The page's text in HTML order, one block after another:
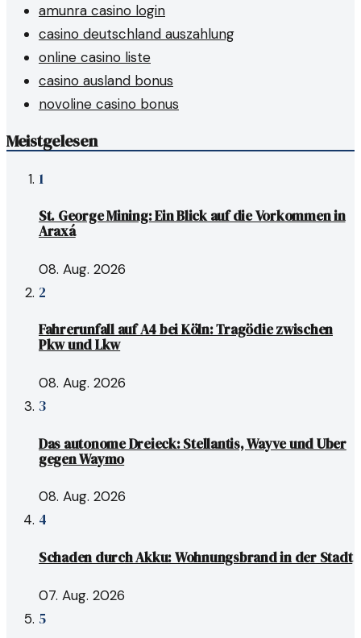
amunra casino login
casino deutschland auszahlung
online casino liste
casino ausland bonus
novoline casino bonus
Meistgelesen
1
St. George Mining: Ein Blick auf die Vorkommen in
Araxá
08. Aug. 2026
2
Fahrerunfall auf A4 bei Köln: Tragödie zwischen
Pkw und Lkw
08. Aug. 2026
3
Das autonome Dreieck: Stellantis, Wayve und Uber
gegen Waymo
08. Aug. 2026
4
Schaden durch Akku: Wohnungsbrand in der Stadt
07. Aug. 2026
5